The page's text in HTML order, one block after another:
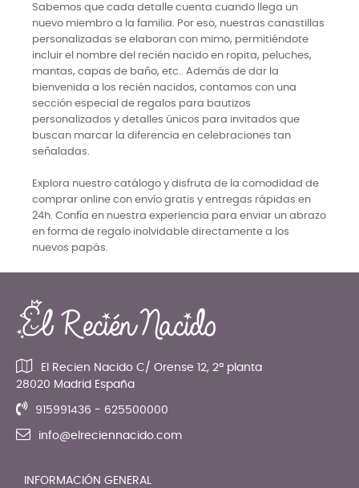
Sabemos que cada detalle cuenta cuando llega un
nuevo miembro a la familia. Por eso, nuestras canastillas
personalizadas se elaboran con mimo, permitiéndote
incluir el nombre del recién nacido en ropita, peluches,
mantas, capas de baño, etc.. Además de dar la
bienvenida a los recién nacidos, contamos con una
sección especial de regalos para bautizos
personalizados y detalles únicos para invitados que
buscan marcar la diferencia en celebraciones tan
señaladas.
Explora nuestro catálogo y disfruta de la comodidad de
comprar online con envío gratis y entregas rápidas en
24h. Confía en nuestra experiencia para enviar un abrazo
en forma de regalo inolvidable directamente a los
nuevos papás.
El Recien Nacido C/ Orense 12, 2ª planta
28020 Madrid España
915991436 - 625500000
info@elreciennacido.com
INFORMACIÓN GENERAL